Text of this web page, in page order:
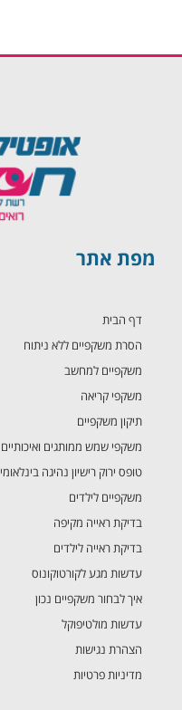
מפת אתר
דף הבית
הסרת משקפיים ללא ניתוח
משקפיים למחשב
משקפי קריאה
תיקון משקפיים
משקפי שמש ממותגים ואיכותיים
טופס ירוק רישיון נהיגה בינלאומי
משקפיים לילדים
בדיקת ראייה מקיפה
בדיקת ראייה לילדים
עדשות מגע לקורטוקונוס
איך לבחור משקפיים נכון
עדשות מולטיפוקל
הצהרת נגישות
מדיניות פרטיות